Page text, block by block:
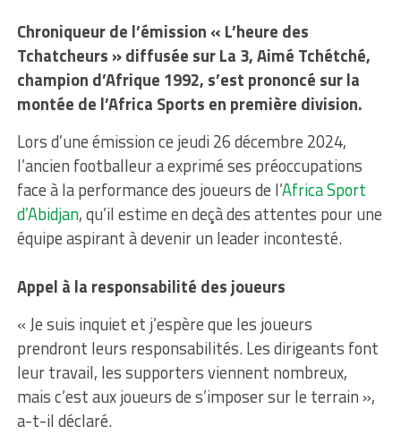
Chroniqueur de l’émission « L’heure des
Tchatcheurs » diffusée sur La 3, Aimé Tchétché,
champion d’Afrique 1992, s’est prononcé sur la
montée de l’Africa Sports en première division.
Lors d’une émission ce jeudi 26 décembre 2024,
l’ancien footballeur a exprimé ses préoccupations
face à la performance des joueurs de l’Africa Sport
d’Abidjan, qu’il estime en deçà des attentes pour une
équipe aspirant à devenir un leader incontesté.
Appel à la responsabilité des joueurs
« Je suis inquiet et j’espère que les joueurs
prendront leurs responsabilités. Les dirigeants font
leur travail, les supporters viennent nombreux,
mais c’est aux joueurs de s’imposer sur le terrain »,
a-t-il déclaré.